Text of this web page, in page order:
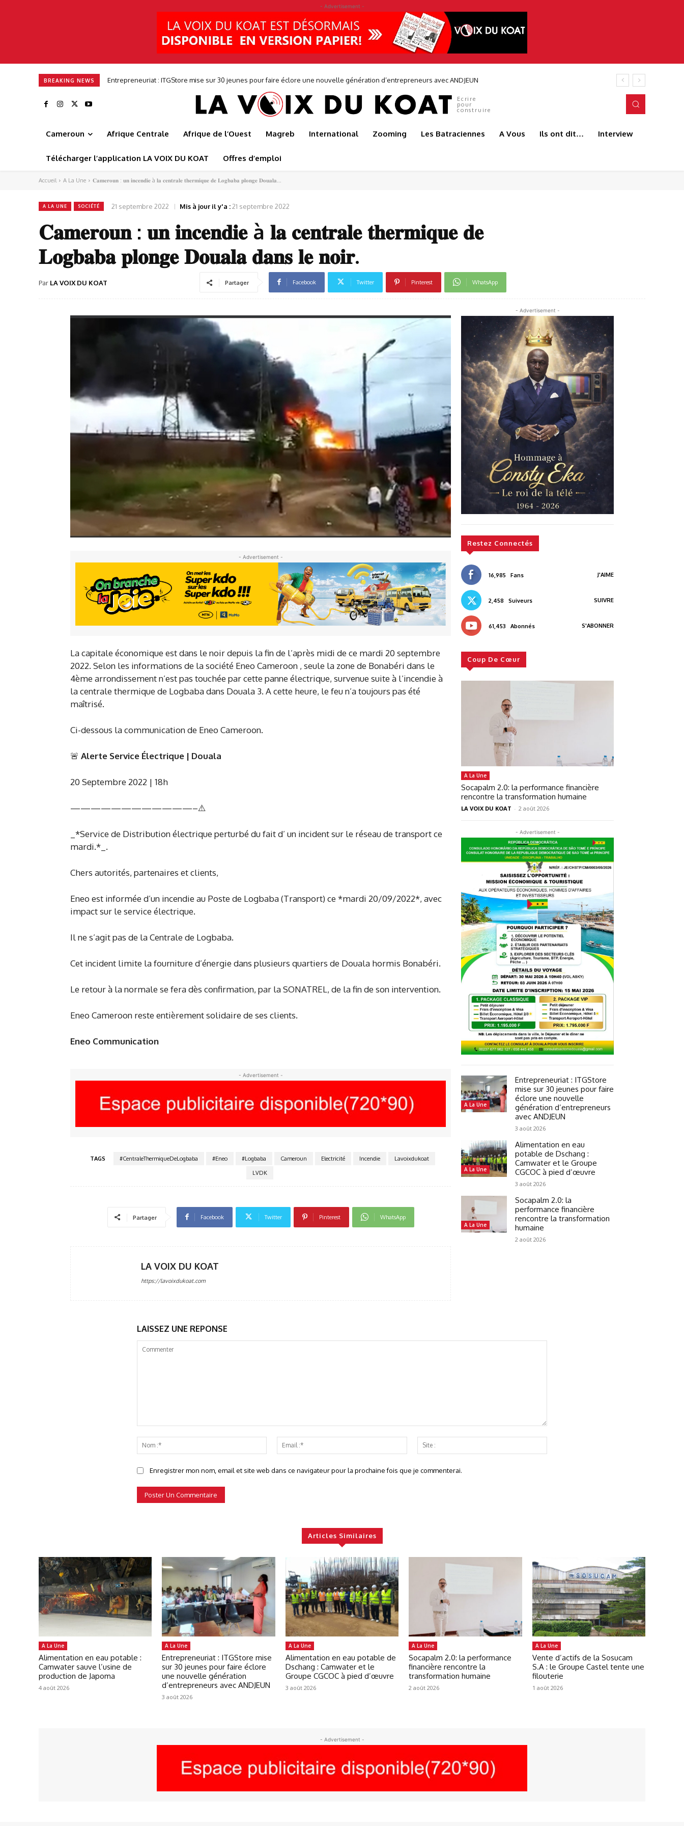
- Advertisement -
BREAKING NEWS Entrepreneuriat : ITGStore mise sur 30 jeunes pour faire éclore une nouvelle génération d’entrepreneurs avec ANDJEUN
Alimentation en eau potable de Dschang : Camwater et le Groupe CGCOC à pied d’œuvre
Ecrire
pour
construire
Cameroun Afrique Centrale Afrique de l’Ouest Magreb International Zooming Les Batraciennes A Vous Ils ont dit… Interview
Télécharger l’application LA VOIX DU KOAT Offres d’emploi
Accueil A La Une 𝐂𝐚𝐦𝐞𝐫𝐨𝐮𝐧 : 𝐮𝐧 𝐢𝐧𝐜𝐞𝐧𝐝𝐢𝐞 à 𝐥𝐚 𝐜𝐞𝐧𝐭𝐫𝐚𝐥𝐞 𝐭𝐡𝐞𝐫𝐦𝐢𝐪𝐮𝐞 𝐝𝐞 𝐋𝐨𝐠𝐛𝐚𝐛𝐚 𝐩𝐥𝐨𝐧𝐠𝐞 𝐃𝐨𝐮𝐚𝐥𝐚...
A LA UNE SOCIÉTÉ 21 septembre 2022 Mis à jour il y'a :21 septembre 2022
𝐂𝐚𝐦𝐞𝐫𝐨𝐮𝐧 : 𝐮𝐧 𝐢𝐧𝐜𝐞𝐧𝐝𝐢𝐞 à 𝐥𝐚 𝐜𝐞𝐧𝐭𝐫𝐚𝐥𝐞 𝐭𝐡𝐞𝐫𝐦𝐢𝐪𝐮𝐞 𝐝𝐞
𝐋𝐨𝐠𝐛𝐚𝐛𝐚 𝐩𝐥𝐨𝐧𝐠𝐞 𝐃𝐨𝐮𝐚𝐥𝐚 𝐝𝐚𝐧𝐬 𝐥𝐞 𝐧𝐨𝐢𝐫.
Par LA VOIX DU KOAT Partager Facebook Twitter Pinterest WhatsApp
- Advertisement -
La capitale économique est dans le noir depuis la fin de l’après midi de ce mardi 20 septembre
2022. Selon les informations de la société Eneo Cameroon , seule la zone de Bonabéri dans le
4ème arrondissement n’est pas touchée par cette panne électrique, survenue suite à l’incendie à
la centrale thermique de Logbaba dans Douala 3. A cette heure, le feu n’a toujours pas été
maîtrisé.
Ci-dessous la communication de Eneo Cameroon.
🚨 Alerte Service Électrique | Douala
20 Septembre 2022 | 18h
————————————–⚠️
_*Service de Distribution électrique perturbé du fait d’ un incident sur le réseau de transport ce
mardi.*_.
Chers autorités, partenaires et clients,
Eneo est informée d’un incendie au Poste de Logbaba (Transport) ce *mardi 20/09/2022*, avec
impact sur le service électrique.
Il ne s’agit pas de la Centrale de Logbaba.
Cet incident limite la fourniture d’énergie dans plusieurs quartiers de Douala hormis Bonabéri.
Le retour à la normale se fera dès confirmation, par la SONATREL, de la fin de son intervention.
Eneo Cameroon reste entièrement solidaire de ses clients.
Eneo Communication
- Advertisement -
TAGS #CentraleThermiqueDeLogbaba #Eneo #Logbaba Cameroun Electricité Incendie
Lavoixdukoat
LVDK
Partager Facebook Twitter Pinterest WhatsApp
LA VOIX DU KOAT
https://lavoixdukoat.com
- Advertisement -
Restez Connectés
16,985 Fans J'AIME
2,458 Suiveurs SUIVRE
61,453 Abonnés S'ABONNER
Coup De Cœur
A La Une
Socapalm 2.0: la performance financière
rencontre la transformation humaine
LA VOIX DU KOAT - 2 août 2026
- Advertisement -
A La Une
Entrepreneuriat : ITGStore
mise sur 30 jeunes pour faire
éclore une nouvelle
génération d’entrepreneurs
avec ANDJEUN
3 août 2026
A La Une
Alimentation en eau
potable de Dschang :
Camwater et le Groupe
CGCOC à pied d’œuvre
3 août 2026
A La Une
Socapalm 2.0: la
performance financière
rencontre la transformation
humaine
2 août 2026
LAISSEZ UNE REPONSE
:*
Email
:*
:
Enregistrer mon nom, email et site web dans ce navigateur pour la prochaine fois que je commenterai.
Articles Similaires
A La Une
Alimentation en eau potable :
Camwater sauve l’usine de
production de Japoma
4 août 2026
A La Une
Entrepreneuriat : ITGStore mise
sur 30 jeunes pour faire éclore
une nouvelle génération
d’entrepreneurs avec ANDJEUN
3 août 2026
A La Une
Alimentation en eau potable de
Dschang : Camwater et le
Groupe CGCOC à pied d’œuvre
3 août 2026
A La Une
Socapalm 2.0: la performance
financière rencontre la
transformation humaine
2 août 2026
A La Une
Vente d’actifs de la Sosucam
S.A : le Groupe Castel tente une
filouterie
1 août 2026
- Advertisement -